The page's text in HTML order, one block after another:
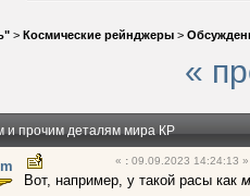
> Космические рейнджеры >
«
и прочим деталям мира КР
« : 09.09.2023 14:24:13 »
Вот, например, у такой расы как